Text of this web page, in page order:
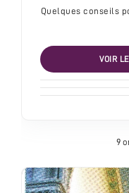
Quelques conseils
VOIR
9